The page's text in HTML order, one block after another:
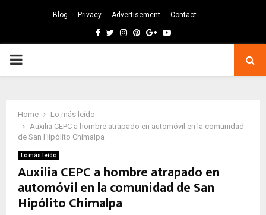
Blog Privacy Advertisement Contact
Facebook
TwitterInstagram
Pinterest
GoogleYoutube
PRIMARY
Home
Lo más leído
Auxilia CEPC a hombre atrapado en automóvil en la comunidad
de San Hipólito Chimalpa
Lo más leído
Auxilia CEPC a hombre atrapado en
automóvil en la comunidad de San
Hipólito Chimalpa